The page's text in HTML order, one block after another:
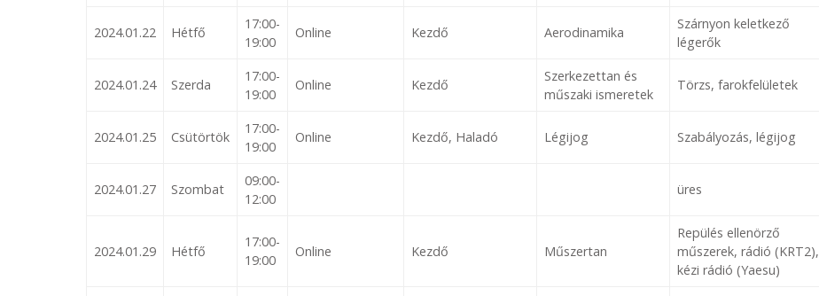
2024.01.22 Hétfő
17:00-
19:00
Online Kezdő Aerodinamika
Szárnyon keletkező
légerők
2024.01.24 Szerda
17:00-
19:00
Online Kezdő
Szerkezettan és
műszaki ismeretek
Törzs, farokfelületek
2024.01.25 Csütörtök
17:00-
19:00
Online Kezdő, Haladó Légijog Szabályozás, légijog
2024.01.27 Szombat
09:00-
12:00
üres
2024.01.29 Hétfő
17:00-
19:00
Online Kezdő Műszertan
Repülés ellenörző
műszerek, rádió (KRT2),
kézi rádió (Yaesu)